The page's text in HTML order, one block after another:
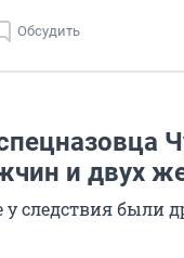
Обсудить
и двух
у следствия были